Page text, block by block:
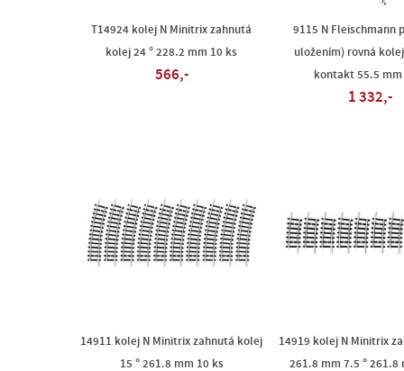
T14924 kolej N Minitrix zahnutá
kolej 24 ° 228.2 mm 10 ks
566,-
9115 N Fleischmann
uložením) rovná
kontakt 55.5 mm
1 332,-
14911 kolej N Minitrix zahnutá kolej
15 ° 261.8 mm 10 ks
14919 kolej N Minitrix
261.8 mm 7.5 ° 261.8